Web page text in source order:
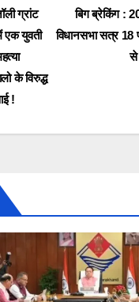
बिग ब्रेकिंग :
विधानसभा सत्र 18
से
ग्रांट
एक युवती
के विरुद्ध
!